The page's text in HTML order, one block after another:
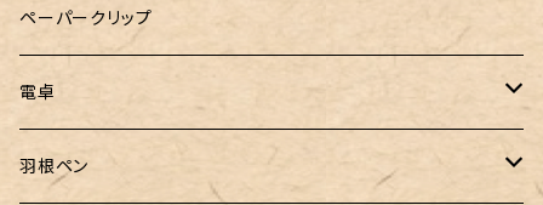
LOGステーショナリー
ペーパークリップ
電卓
CASIO（カシオ）
羽根ペン